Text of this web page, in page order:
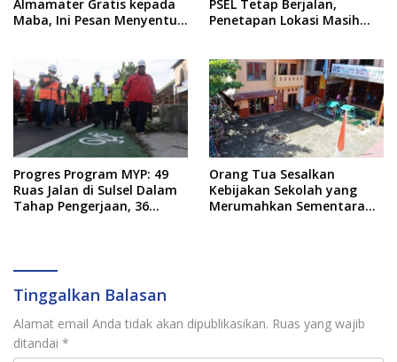
Almamater Gratis kepada
Maba, Ini Pesan Menyentuh
PSEL Tetap Berjalan,
Penetapan Lokasi Masih
Progres Program MYP: 49
Ruas Jalan di Sulsel Dalam
Tahap Pengerjaan, 36
Orang Tua Sesalkan
Kebijakan Sekolah yang
Merumahkan Sementara
Tinggalkan Balasan
Alamat email Anda tidak akan dipublikasikan. Ruas yang wajib
ditandai *